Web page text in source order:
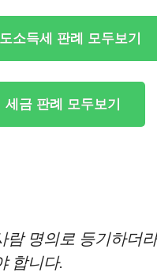
소득세 판례 모두보기
세금 판례 모두보기
람 명의로 등기하더
합니다.